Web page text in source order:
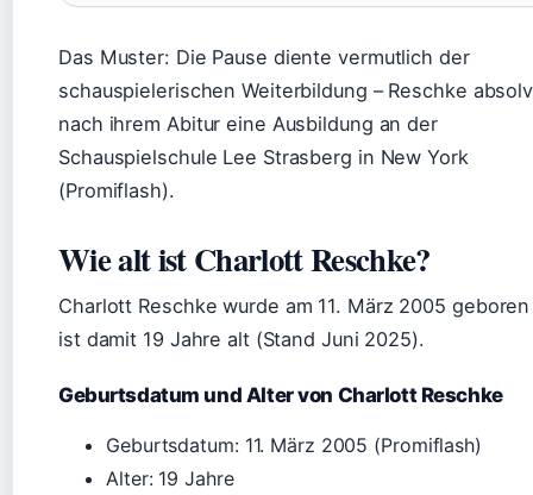
Das Muster: Die Pause diente vermutlich der
schauspielerischen Weiterbildung – Reschke
nach ihrem Abitur eine Ausbildung an der
Schauspielschule Lee Strasberg in New York
(Promiflash).
Wie alt ist Charlott Reschke?
Charlott Reschke wurde am 11. März 2005
ist damit 19 Jahre alt (Stand Juni 2025).
Geburtsdatum und Alter von Charlott Reschke
Geburtsdatum: 11. März 2005 (Promiflash)
Alter: 19 Jahre